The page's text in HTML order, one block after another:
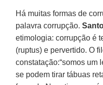
Há muitas formas de
palavra corrupção.
etimologia: corrupção é
(ruptus) e pervertido. O
constatação:“somos um
se podem tirar tábuas